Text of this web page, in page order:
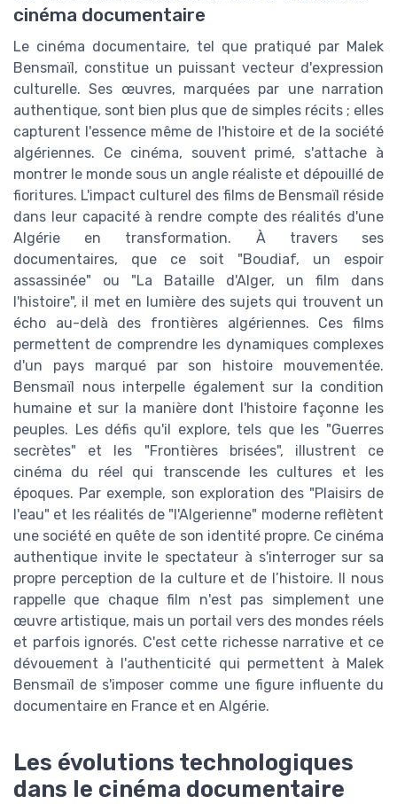
cinéma documentaire
Le cinéma documentaire, tel que pratiqué par Malek
Bensmaïl, constitue un puissant vecteur d'expression
culturelle. Ses œuvres, marquées par une narration
authentique, sont bien plus que de simples récits ; elles
capturent l'essence même de l'histoire et de la société
algériennes. Ce cinéma, souvent primé, s'attache à
montrer le monde sous un angle réaliste et dépouillé de
fioritures. L'impact culturel des films de Bensmaïl réside
dans leur capacité à rendre compte des réalités d'une
Algérie en transformation. À travers ses
documentaires, que ce soit "Boudiaf, un espoir
assassinée" ou "La Bataille d'Alger, un film dans
l'histoire", il met en lumière des sujets qui trouvent un
écho au-delà des frontières algériennes. Ces films
permettent de comprendre les dynamiques complexes
d'un pays marqué par son histoire mouvementée.
Bensmaïl nous interpelle également sur la condition
humaine et sur la manière dont l'histoire façonne les
peuples. Les défis qu'il explore, tels que les "Guerres
secrètes" et les "Frontières brisées", illustrent ce
cinéma du réel qui transcende les cultures et les
époques. Par exemple, son exploration des "Plaisirs de
l'eau" et les réalités de "l'Algerienne" moderne reflètent
une société en quête de son identité propre. Ce cinéma
authentique invite le spectateur à s'interroger sur sa
propre perception de la culture et de l’histoire. Il nous
rappelle que chaque film n'est pas simplement une
œuvre artistique, mais un portail vers des mondes réels
et parfois ignorés. C'est cette richesse narrative et ce
dévouement à l'authenticité qui permettent à Malek
Bensmaïl de s'imposer comme une figure influente du
documentaire en France et en Algérie.
Les évolutions technologiques
dans le cinéma documentaire